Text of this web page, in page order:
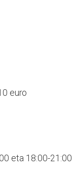
euro
eta 18:00-21:00